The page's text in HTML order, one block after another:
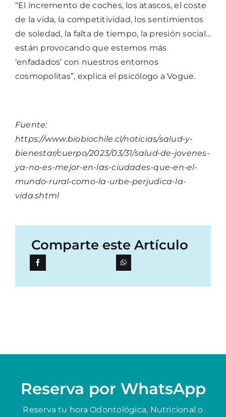
“El incremento de coches, los atascos, el coste
de la vida, la competitividad, los sentimientos
de soledad, la falta de tiempo, la presión social…
están provocando que estemos más
‘enfadados’ con nuestros entornos
cosmopolitas”, explica el psicólogo a Vogue.
Fuente:
https://www.biobiochile.cl/noticias/salud-y-
bienestar/cuerpo/2023/03/31/salud-de-jovenes-
ya-no-es-mejor-en-las-ciudades-que-en-el-
mundo-rural-como-la-urbe-perjudica-la-
vida.shtml
Comparte este Artículo
Reserva por WhatsApp
Reserva tu hora Odontológica, Nutricional o